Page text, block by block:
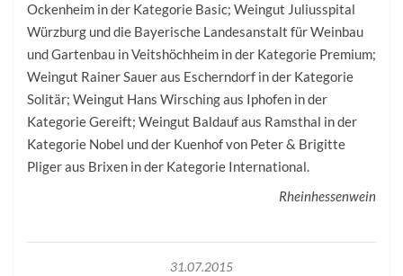
Ockenheim in der Kategorie Basic; Weingut Juliusspital
Würzburg und die Bayerische Landesanstalt für Weinbau
und Gartenbau in Veitshöchheim in der Kategorie Premium;
Weingut Rainer Sauer aus Escherndorf in der Kategorie
Solitär; Weingut Hans Wirsching aus Iphofen in der
Kategorie Gereift; Weingut Baldauf aus Ramsthal in der
Kategorie Nobel und der Kuenhof von Peter & Brigitte
Pliger aus Brixen in der Kategorie International.
Rheinhessenwein
31.07.2015